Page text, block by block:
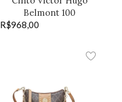
Belmont 100
R$968,00